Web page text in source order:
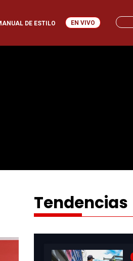
DE ESTILO EN VIVO
Tendencias